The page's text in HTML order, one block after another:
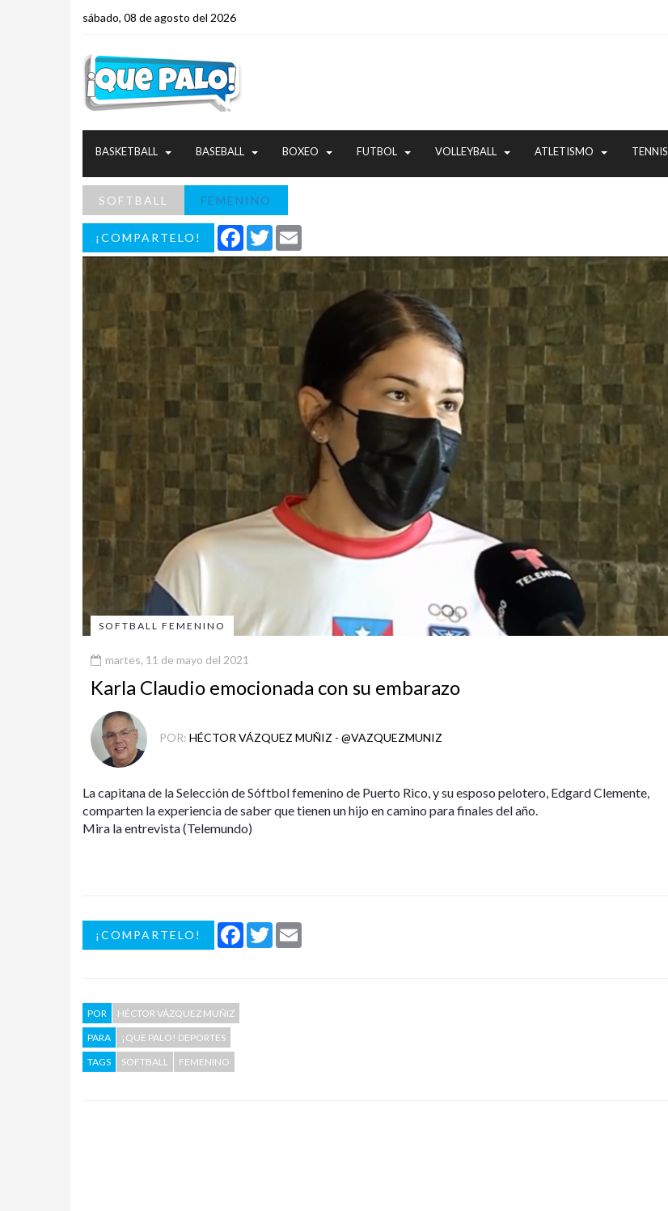
sábado, 08 de agosto del 2026
BASKETBALL BASEBALL BOXEO FUTBOL VOLLEYBALL ATLETISMO TENNIS
SOFTBALL FEMENINO
¡COMPARTELO! Facebook
Twitter
SOFTBALL FEMENINO
martes, 11 de mayo del 2021
Karla Claudio emocionada con su embarazo
POR: HÉCTOR VÁZQUEZ MUÑIZ - @VAZQUEZMUNIZ
La capitana de la Selección de Sóftbol femenino de Puerto Rico, y su esposo pelotero, Edgard Clemente,
comparten la experiencia de saber que tienen un hijo en camino para finales del año.
Mira la entrevista (Telemundo)
¡COMPARTELO! Facebook
Twitter
POR
HÉCTOR VÁZQUEZ MUÑIZ
PARA
¡QUE PALO! DEPORTES
TAGS
SOFTBALL FEMENINO